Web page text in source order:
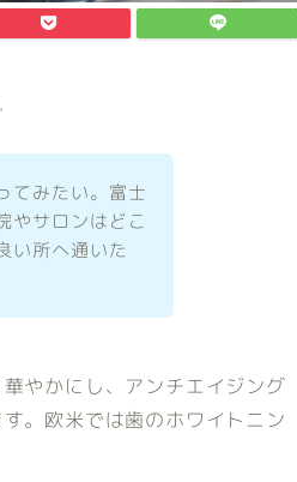
てみたい。富士
やサロンはどこ
い所へ通いた
やかにし、アンチエイジング
。欧米では歯のホワイトニン